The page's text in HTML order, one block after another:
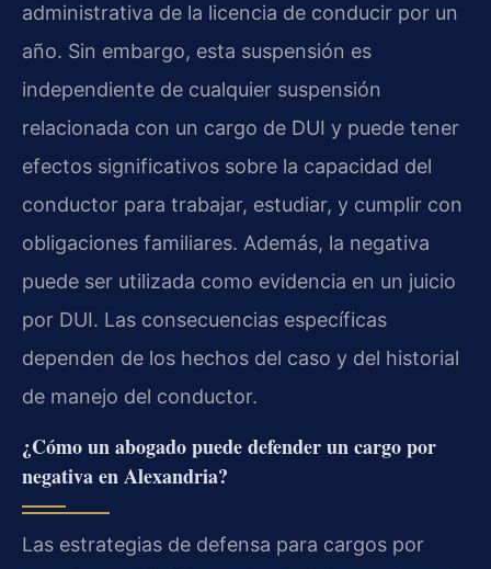
administrativa de la licencia de conducir por un
año. Sin embargo, esta suspensión es
independiente de cualquier suspensión
relacionada con un cargo de DUI y puede tener
efectos significativos sobre la capacidad del
conductor para trabajar, estudiar, y cumplir con
obligaciones familiares. Además, la negativa
puede ser utilizada como evidencia en un juicio
por DUI. Las consecuencias específicas
dependen de los hechos del caso y del historial
de manejo del conductor.
¿Cómo un abogado puede defender un cargo por
negativa en Alexandria?
Las estrategias de defensa para cargos por